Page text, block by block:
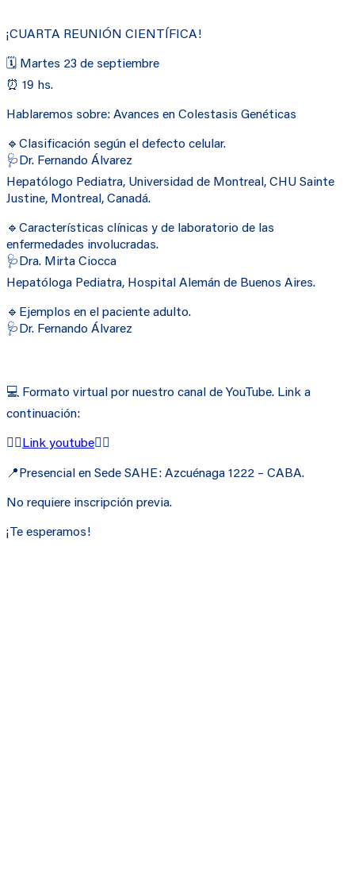
¡CUARTA REUNIÓN CIENTÍFICA!
🗓️ Martes 23 de septiembre
⏰ 19 hs.
Hablaremos sobre: Avances en Colestasis Genéticas
🔹Clasificación según el defecto celular.
🩺Dr. Fernando Álvarez
Hepatólogo Pediatra, Universidad de Montreal, CHU Sainte
Justine, Montreal, Canadá.
🔹Características clínicas y de laboratorio de las
enfermedades involucradas.
🩺Dra. Mirta Ciocca
Hepatóloga Pediatra, Hospital Alemán de Buenos Aires.
🔹Ejemplos en el paciente adulto.
🩺Dr. Fernando Álvarez
💻 Formato virtual por nuestro canal de YouTube. Link a
continuación:
👉🏻Link youtube👈🏻
📍Presencial en Sede SAHE: Azcuénaga 1222 – CABA.
No requiere inscripción previa.
¡Te esperamos!